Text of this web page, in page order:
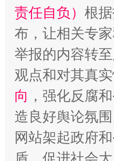
责任自负） 根
布，让相关专
举报的内容转
观点和对其真实
向 ，强化反腐
造良好舆论氛
网站架起政府